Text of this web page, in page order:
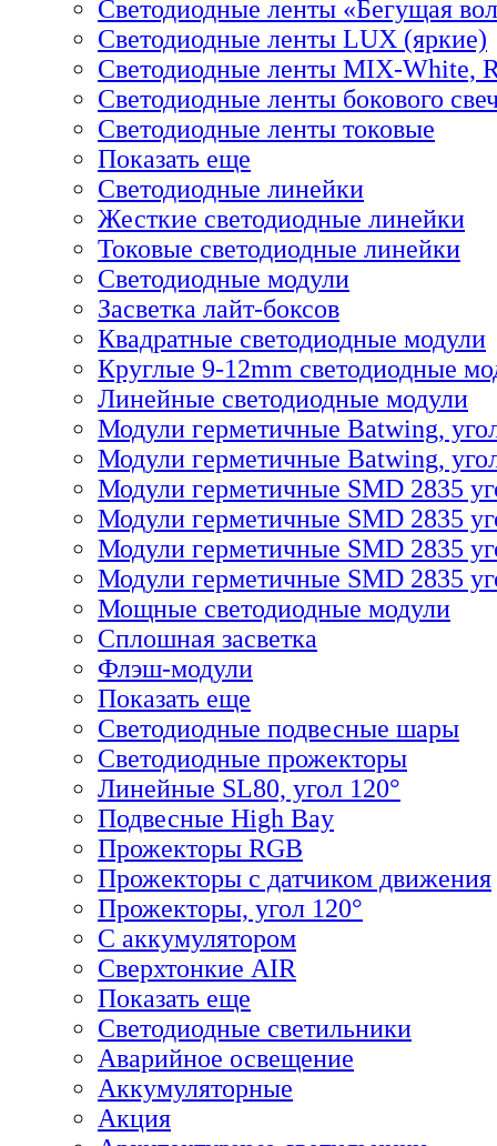
Светодиодные ленты «Бегущая
Светодиодные ленты LUX (яркие)
Светодиодные ленты MIX-White,
Светодиодные ленты бокового
Светодиодные ленты токовые
Показать еще
Светодиодные линейки
Жесткие светодиодные линейки
Токовые светодиодные линейки
Светодиодные модули
Засветка лайт-боксов
Квадратные светодиодные модули
Круглые 9-12mm светодиодные
Линейные светодиодные модули
Модули герметичные Batwing,
Модули герметичные Batwing,
Модули герметичные SMD 2835
Модули герметичные SMD 2835
Модули герметичные SMD 2835
Модули герметичные SMD 2835
Мощные светодиодные модули
Сплошная засветка
Флэш-модули
Показать еще
Светодиодные подвесные шары
Светодиодные прожекторы
Линейные SL80, угол 120°
Подвесные High Bay
Прожекторы RGB
Прожекторы с датчиком движения
Прожекторы, угол 120°
С аккумулятором
Сверхтонкие AIR
Показать еще
Светодиодные светильники
Аварийное освещение
Аккумуляторные
Акция